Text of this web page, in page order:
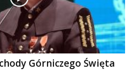
Górniczego Święta